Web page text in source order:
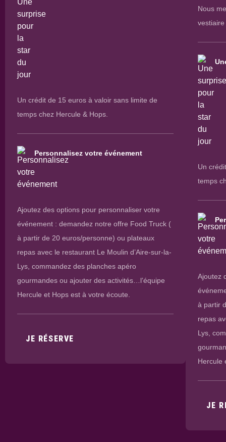
Un crédit de 15 euros à valoir sans limite de
temps chez Hercule & Hops.
Personnalisez votre événement
Ajoutez des options pour personnaliser votre
événement : demandez notre offre Food Truck (
à partir de 20 euros/personne) ou plateaux
repas avec le restaurant Le Moulin d’Aire-sur-la-
Lys, commandez des planches apéro
gourmandes ou ajouter des activités…l’équipe
Hercule et Hops est à votre écoute.
JE RÉSERVE
Nous
Un
temps
Ajoutez
à partir
repas
Lys,
Hercule
JE